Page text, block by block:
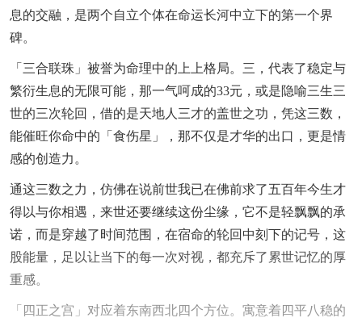
息的交融，是两个自立个体在命运长河中立下的第一个界
碑。
「三合联珠」被誉为命理中的上上格局。三，代表了稳定与
繁衍生息的无限可能，那一气呵成的33元，或是隐喻三生三
世的三次轮回，借的是天地人三才的盖世之功，凭这三数，
能催旺你命中的「食伤星」，那不仅是才华的出口，更是情
感的创造力。
通这三数之力，仿佛在说前世我已在佛前求了五百年今生才
得以与你相遇，来世还要继续这份尘缘，它不是轻飘飘的承
诺，而是穿越了时间范围，在宿命的轮回中刻下的记号，这
股能量，足以让当下的每一次对视，都充斥了累世记忆的厚
重感。
「四正之宫」对应着东南西北四个方位。寓意着四平八稳的